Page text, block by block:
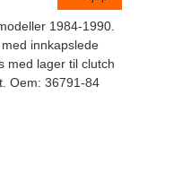
1984-1990.
innkapslede
med lager til clutch
Oem: 36791-84